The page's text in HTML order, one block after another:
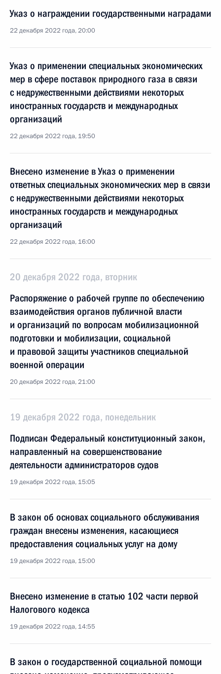
Указ о награждении государственными наградами
22 декабря 2022 года, 20:00
Указ о применении специальных экономических
мер в сфере поставок природного газа в связи
с недружественными действиями некоторых
иностранных государств и международных
организаций
22 декабря 2022 года, 19:50
Внесено изменение в Указ о применении
ответных специальных экономических мер в связи
с недружественными действиями некоторых
иностранных государств и международных
организаций
22 декабря 2022 года, 16:00
20 декабря 2022 года, вторник
Распоряжение о рабочей группе по обеспечению
взаимодействия органов публичной власти
и организаций по вопросам мобилизационной
подготовки и мобилизации, социальной
и правовой защиты участников специальной
военной операции
20 декабря 2022 года, 21:00
19 декабря 2022 года, понедельник
Подписан Федеральный конституционный закон,
направленный на совершенствование
деятельности администраторов судов
19 декабря 2022 года, 15:05
В закон об основах социального обслуживания
граждан внесены изменения, касающиеся
предоставления социальных услуг на дому
19 декабря 2022 года, 15:00
Внесено изменение в статью 102 части первой
Налогового кодекса
19 декабря 2022 года, 14:55
В закон о государственной социальной помощи